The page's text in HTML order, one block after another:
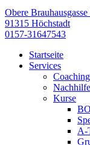
Obere Brauhausgasse
91315 Höchstadt
0157-31647543
Startseite
Services
Kurse
A-